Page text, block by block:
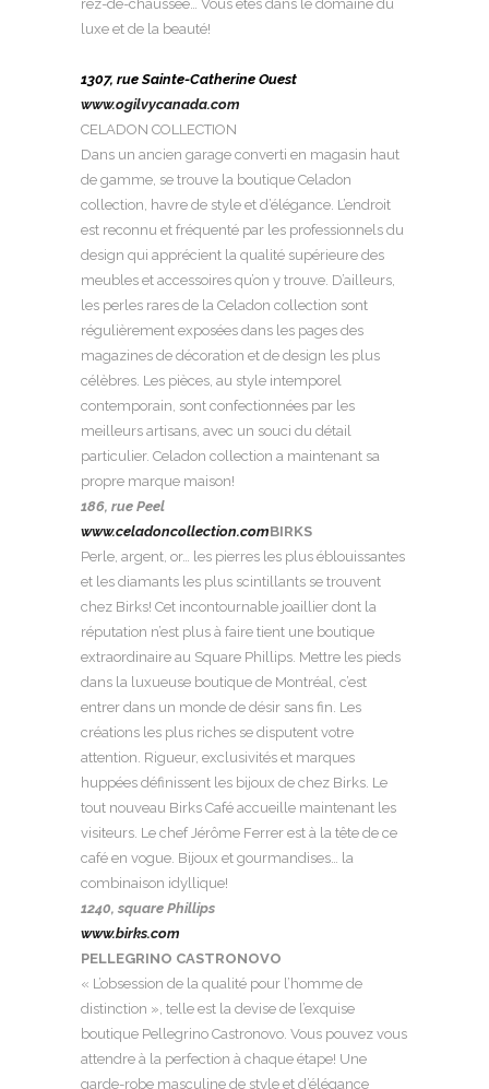
rez-de-chaussée… Vous êtes dans le domaine du
luxe et de la beauté!
1307, rue Sainte-Catherine Ouest
www.ogilvycanada.com
CELADON COLLECTION
Dans un ancien garage converti en magasin haut
de gamme, se trouve la boutique Celadon
collection, havre de style et d’élégance. L’endroit
est reconnu et fréquenté par les professionnels du
design qui apprécient la qualité supérieure des
meubles et accessoires qu’on y trouve. D’ailleurs,
les perles rares de la Celadon collection sont
régulièrement exposées dans les pages des
magazines de décoration et de design les plus
célèbres. Les pièces, au style intemporel
contemporain, sont confectionnées par les
meilleurs artisans, avec un souci du détail
particulier. Celadon collection a maintenant sa
propre marque maison!
186, rue Peel
www.celadoncollection.comBIRKS
Perle, argent, or… les pierres les plus éblouissantes
et les diamants les plus scintillants se trouvent
chez Birks! Cet incontournable joaillier dont la
réputation n’est plus à faire tient une boutique
extraordinaire au Square Phillips. Mettre les pieds
dans la luxueuse boutique de Montréal, c’est
entrer dans un monde de désir sans fin. Les
créations les plus riches se disputent votre
attention. Rigueur, exclusivités et marques
huppées définissent les bijoux de chez Birks. Le
tout nouveau Birks Café accueille maintenant les
visiteurs. Le chef Jérôme Ferrer est à la tête de ce
café en vogue. Bijoux et gourmandises… la
combinaison idyllique!
1240, square Phillips
www.birks.com
PELLEGRINO CASTRONOVO
« L’obsession de la qualité pour l’homme de
distinction », telle est la devise de l’exquise
boutique Pellegrino Castronovo. Vous pouvez vous
attendre à la perfection à chaque étape! Une
garde-robe masculine de style et d’élégance